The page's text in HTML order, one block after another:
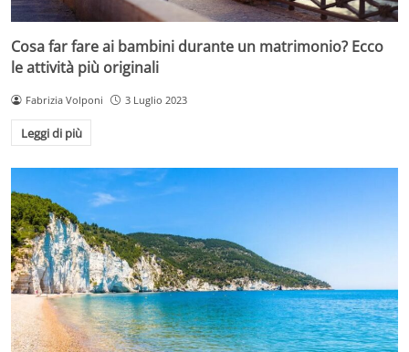
Cosa far fare ai bambini durante un matrimonio? Ecco
le attività più originali
Fabrizia Volponi 3 Luglio 2023
Leggi di più